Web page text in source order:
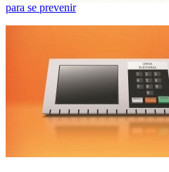
para se prevenir